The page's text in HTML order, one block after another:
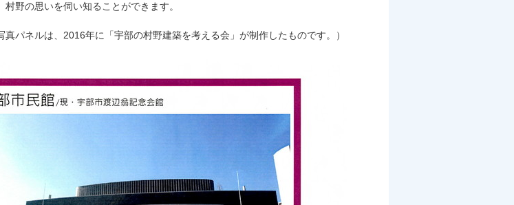
村野の思いを伺い知ることができます。
ネルは、2016年に「宇部の村野建築を考える会」が制作したものです。）